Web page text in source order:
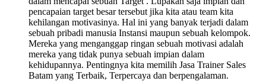
pencapaian target besar tersebut jika kita atau team kita
kehilangan motivasinya. Hal ini yang banyak terjadi dalam
sebuah pribadi manusia Instansi maupun sebuah kelompok.
Mereka yang menganggap ringan sebuah motivasi adalah
mereka yang tidak punya sebuah impian dalam
kehidupannya. Pentingnya kita memilih Jasa Trainer Sales
Batam yang Terbaik, Terpercaya dan berpengalaman.